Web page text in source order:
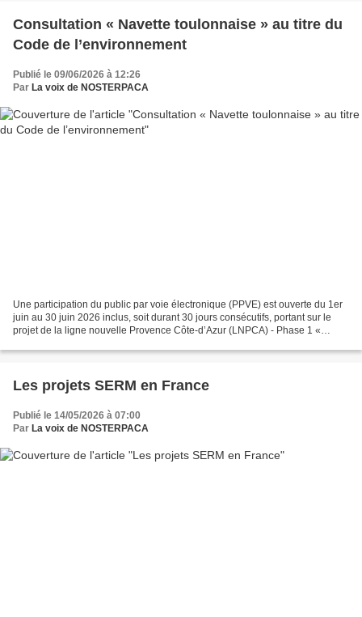
Consultation « Navette toulonnaise » au titre du
Code de l’environnement
Publié le 09/06/2026 à 12:26
Par La voix de NOSTERPACA
Une participation du public par voie électronique (PPVE) est ouverte du 1er
juin au 30 juin 2026 inclus, soit durant 30 jours consécutifs, portant sur le
projet de la ligne nouvelle Provence Côte-d’Azur (LNPCA) - Phase 1 «
Les projets SERM en France
Publié le 14/05/2026 à 07:00
Par La voix de NOSTERPACA